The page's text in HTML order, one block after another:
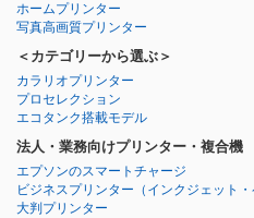
ホームプリンター
写真高画質プリンター
＜カテゴリーから選ぶ＞
カラリオプリンター
プロセレクション
エコタンク搭載モデル
法人・業務向けプリンター・複合機
エプソンのスマートチャージ
ビジネスプリンター （インクジェット
大判プリンター